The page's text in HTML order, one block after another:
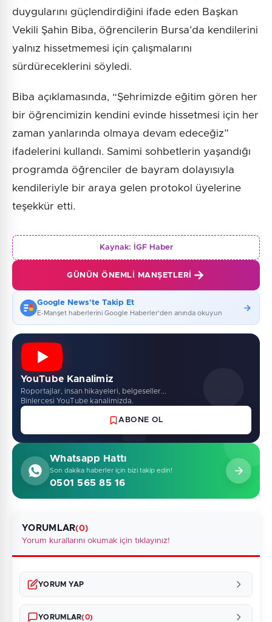
duygularını güçlendirdiğini ifade eden Başkan
Vekili Şahin Biba, öğrencilerin Bursa’da kendilerini
yalnız hissetmemesi için çalışmalarını
sürdüreceklerini söyledi.
Biba açıklamasında, “Şehrimizde eğitim gören her
bir öğrencimizin kendini evinde hissetmesi için her
zaman yanlarında olmaya devam edeceğiz”
ifadelerini kullandı. Samimi sohbetlerin yaşandığı
programda öğrenciler de bayram dolayısıyla
kendileriyle bir araya gelen protokol üyelerine
teşekkür etti.
Kaynak: İGF Haber
GÜNÜN ÖNEMLI MANŞETLERI
Google News'te Takip Et
E-Manşet haberlerini Google Haberler'den anında okuyun
YouTube Kanalimiz
Roportajlar, insan hikayeleri, belgeseller...
Binlercesi YouTube kanalimizda.
ABONE OL
Whatsapp Hattı
Son dakika haberler için bizi takip edin!
0501 565 85 16
YORUMLAR(0)
Yorum kurallarını okumak için tıklayınız!
YORUM YAP
YORUMLAR(0)